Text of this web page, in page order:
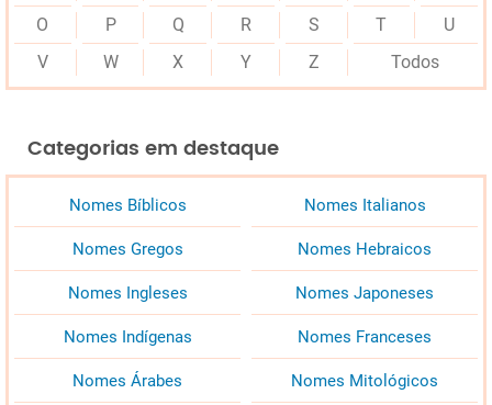
O
P Q R S T
U
V
W X Y Z Todos
Categorias em destaque
Nomes Bíblicos Nomes Italianos
Nomes Gregos Nomes Hebraicos
Nomes Ingleses Nomes Japoneses
Nomes Indígenas Nomes Franceses
Nomes Árabes Nomes Mitológicos